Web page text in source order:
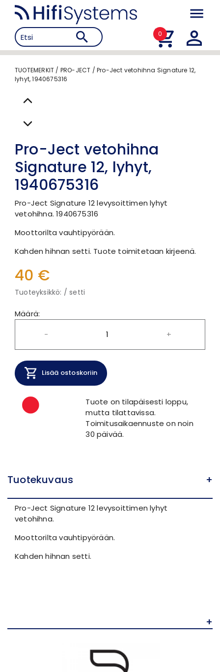
0
TUOTEMERKIT / PRO-JECT /Pro-Ject vetohihna Signature 12,
lyhyt, 1940675316
Pro-Ject vetohihna
Signature 12, lyhyt,
1940675316
Pro-Ject Signature 12 levysoittimen lyhyt
vetohihna. 1940675316
Moottorilta vauhtipyörään.
Kahden hihnan setti. Tuote toimitetaan kirjeenä.
40 €
Tuoteyksikkö: / setti
Määrä:
-
+
Lisää ostoskoriin
Tuote on tilapäisesti loppu,
mutta tilattavissa.
Toimitusaikaennuste on noin
30 päivää.
Tuotekuvaus +
Pro-Ject Signature 12 levysoittimen lyhyt
vetohihna.
Moottorilta vauhtipyörään.
Kahden hihnan setti.
+